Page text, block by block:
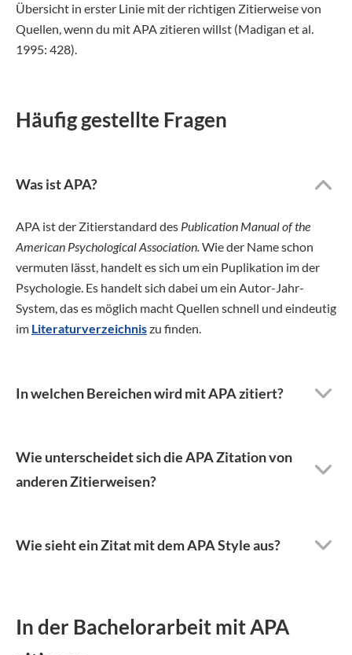
Übersicht in erster Linie mit der richtigen Zitierweise von
Quellen, wenn du mit APA zitieren willst (Madigan et al.
1995: 428).
Häufig gestellte Fragen
Was ist APA?
APA ist der Zitierstandard des Publication Manual of the
American Psychological Association.Wie der Name schon
vermuten lässt, handelt es sich um ein Puplikation im der
Psychologie. Es handelt sich dabei um ein Autor-Jahr-
System, das es möglich macht Quellen schnell und eindeutig
im Literaturverzeichniszu finden.
In welchen Bereichen wird mit APA zitiert?
Wie unterscheidet sich die APA Zitation von
anderen Zitierweisen?
Wie sieht ein Zitat mit dem APA Style aus?
In der Bachelorarbeit mit APA